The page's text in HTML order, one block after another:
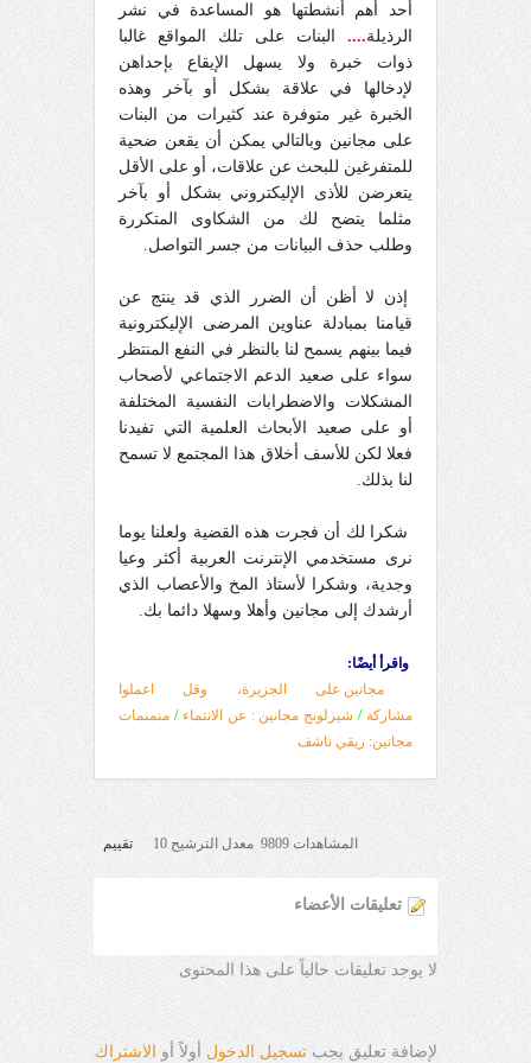
أحد أهم أنشطتها هو المساعدة في نشر
الرذيلة.... البنات على تلك المواقع غالبا
ذوات خبرة ولا يسهل الإيقاع بإحداهن
لإدخالها في علاقة بشكل أو بآخر وهذه
الخبرة غير متوفرة عند كثيرات من البنات
على مجانين وبالتالي يمكن أن يقعن ضحية
للمتفرغين للبحث عن علاقات، أو على الأقل
يتعرضن للأذى الإليكتروني بشكل أو بآخر
مثلما يتضح لك من الشكاوى المتكررة
وطلب حذف البيانات من جسر التواصل.
إذن لا أظن أن الضرر الذي قد ينتج عن
قيامنا بمبادلة عناوين المرضى الإليكترونية
فيما بينهم يسمح لنا بالنظر في النفع المنتظر
سواء على صعيد الدعم الاجتماعي لأصحاب
المشكلات والاضطرابات النفسية المختلفة
أو على صعيد الأبحاث العلمية التي تفيدنا
فعلا لكن للأسف أخلاق هذا المجتمع لا تسمح
لنا بذلك.
شكرا لك أن فجرت هذه القضية ولعلنا يوما
نرى مستخدمي الإنترنت العربية أكثر وعيا
وجدية، وشكرا لأستاذ المخ والأعصاب الذي
أرشدك إلى مجانين وأهلا وسهلا دائما بك.
واقرأ أيضًا:
مجانين على الجزيرة، وقل اعملوا
مشاركة / شيزلونج مجانين : عن الانتماء / منمنمات
مجانين: ريقي ناشف
المشاهدات 9809 معدل الترشيح 10 تقييم
تعليقات الأعضاء
لا يوجد تعليقات حالياً على هذا المحتوى
لإضافة تعليق يجب تسجيل الدخول أولاً أو
الاشتراك